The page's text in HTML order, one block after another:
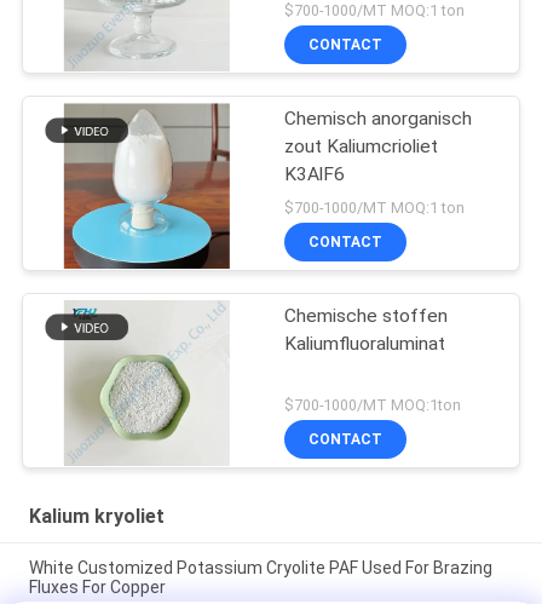
$700-1000/MT MOQ:1 ton
CONTACT
Chemisch anorganisch
zout Kaliumcrioliet
K3AlF6
$700-1000/MT MOQ:1 ton
CONTACT
Chemische stoffen
Kaliumfluoraluminat
$700-1000/MT MOQ:1ton
CONTACT
Kalium kryoliet
White Customized Potassium Cryolite PAF Used For Brazing
Fluxes For Copper